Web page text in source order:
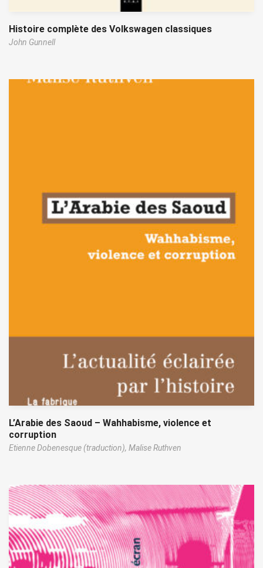
Histoire complète des Volkswagen classiques
John Gunnell
L’Arabie des Saoud – Wahhabisme, violence et
corruption
Etienne Dobenesque (traduction), Malise Ruthven